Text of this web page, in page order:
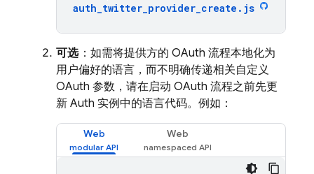
auth_twitter_provider_create . js
可选：如需将提供方的 OAuth 流程本地化为
用户偏好的语言，而不明确传递相关自定义
OAuth 参数，请在启动 OAuth 流程之前先更
新 Auth 实例中的语言代码。例如：
Web Web